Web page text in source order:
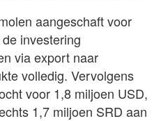
aangeschaft voor
investering
via export naar
volledig. Vervolgens
voor 1,8 miljoen USD,
1,7 miljoen SRD aan